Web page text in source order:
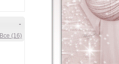
-
Все (16)